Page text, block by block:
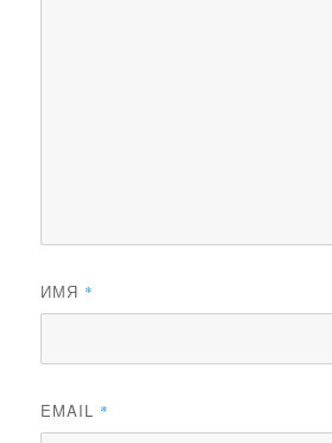
ИМЯ *
EMAIL *